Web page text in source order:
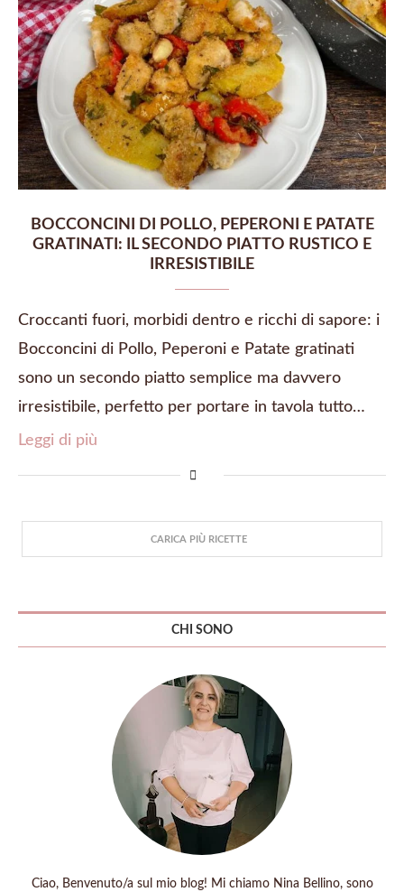
BOCCONCINI DI POLLO, PEPERONI E PATATE
GRATINATI: IL SECONDO PIATTO RUSTICO E
IRRESISTIBILE
Croccanti fuori, morbidi dentro e ricchi di sapore: i
Bocconcini di Pollo, Peperoni e Patate gratinati
sono un secondo piatto semplice ma davvero
irresistibile, perfetto per portare in tavola tutto…
Leggi di più
CARICA PIÙ RICETTE
CHI SONO
Ciao, Benvenuto/a sul mio blog! Mi chiamo Nina Bellino, sono